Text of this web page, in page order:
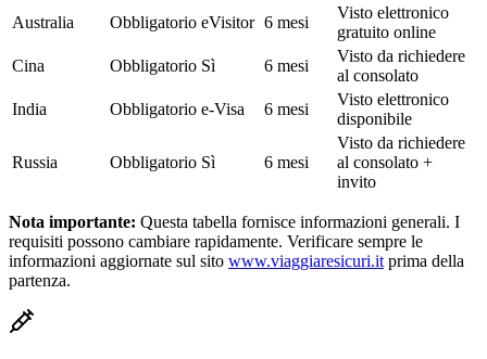
Australia
Obbligatorio eVisitor 6 mesi
Visto elettronico
gratuito online
Cina
Obbligatorio Sì 6 mesi
Visto da richiedere
al consolato
India
Obbligatorio e-Visa 6 mesi
Visto elettronico
disponibile
Russia Obbligatorio Sì 6 mesi
Visto da richiedere
al consolato +
invito
Nota importante: Questa tabella fornisce informazioni generali. I
requisiti possono cambiare rapidamente. Verificare sempre le
informazioni aggiornate sul sito www.viaggiaresicuri.it prima della
partenza.